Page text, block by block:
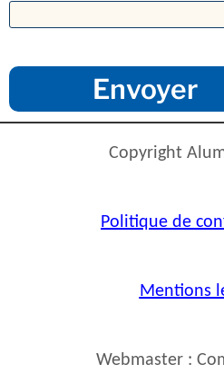
Copyright
Politique de
Mentions
Webmaster :